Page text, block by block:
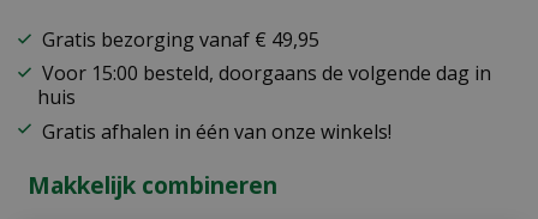
Gratis bezorging vanaf € 49,95
Voor 15:00 besteld, doorgaans de volgende dag in
huis
Gratis afhalen in één van onze winkels!
Makkelijk combineren